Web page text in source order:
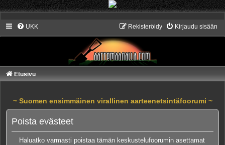
UKK Kirjaudu sisään
Rekisteröidy
Etusivu
~ Suomen ensimmäinen virallinen aarteenetsintäfoorumi ~
Poista evästeet
Haluatko varmasti poistaa tämän keskustelufoorumin asettamat